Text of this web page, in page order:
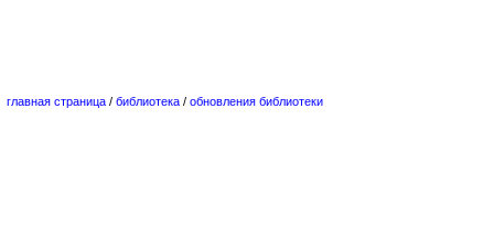
главная страница / библиотека / обновления библиотеки